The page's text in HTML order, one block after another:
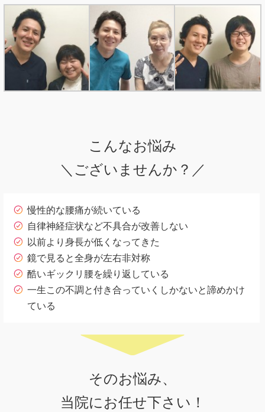
こんなお悩み
＼ございませんか？／
慢性的な腰痛が続いている
自律神経症状など不具合が改善しない
以前より身長が低くなってきた
鏡で見ると全身が左右非対称
酷いギックリ腰を繰り返している
一生この不調と付き合っていくしかないと諦めかけ
ている
そのお悩み、
当院にお任せ下さい！